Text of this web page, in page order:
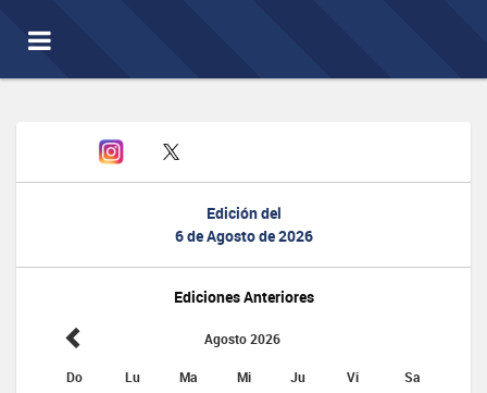
Toggle
navigation
Edición del
6 de Agosto de 2026
Ediciones Anteriores
Agosto 2026
Do Lu Ma Mi Ju Vi Sa